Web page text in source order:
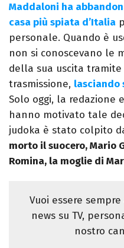
Maddaloni ha
casa più spiata d’Italia
personale. Quando è
non si conoscevano le
della sua uscita
trasmissione, lasciando
Solo oggi, la redazione
hanno motivato tale
judoka è stato colpito
morto il suocero, Mario
Romina, la moglie di
Vuoi essere
news su TV,
nostro